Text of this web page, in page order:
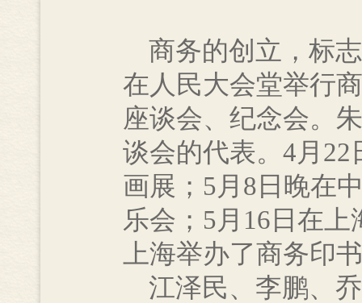
商务的创立，标
在人民大会堂举行
座谈会、纪念会。
谈会的代表。4月
画展；5月8日晚在
乐会；5月16日在
上海举办了商务印
江泽民、李鹏、